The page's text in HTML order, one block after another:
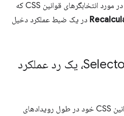
آماری را در مورد انتخابگرهای قوانین CSS که
در یک ضبط عملکرد دخیل
با فعال بودن Selector Stats، یک رد عملکرد
برای مشاهده آمار انتخابگرهای قوانین CSS خود در طول رویدادهای